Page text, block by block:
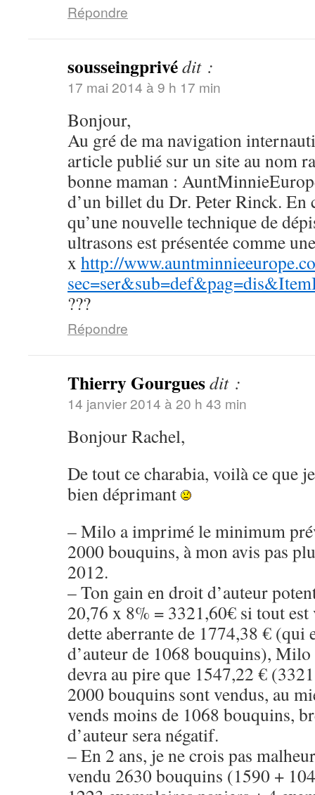
Répondre
sousseingprivédit :
17 mai 2014 à 9 h 17 min
Bonjour,
Au gré de ma navigation
article publié sur un site au nom
bonne maman :
d’un billet du Dr. Peter Rinck.
qu’une nouvelle technique de
ultrasons est présentée comme
x http://
???
Répondre
Thierry Gourguesdit :
14 janvier 2014 à 20 h 43 min
Bonjour Rachel,
De tout ce charabia, voilà ce que
bien déprimant
– Milo a imprimé le minimum
2000 bouquins, à mon avis pas
2012.
– Ton gain en droit d’auteur
20,76 x 8% = 3321,60€ si tout est
dette aberrante de 1774,38 € (qui
d’auteur de 1068 bouquins), Milo
devra au pire que 1547,22 €
2000 bouquins sont vendus, au
vends moins de 1068 bouquins,
d’auteur sera négatif.
– En 2 ans, je ne crois pas
vendu 2630 bouquins (1590 +